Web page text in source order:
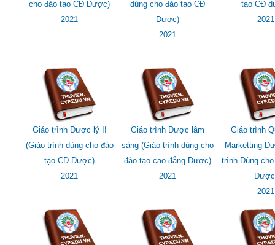
cho đào tạo CĐ Dược)
2021
dùng cho đào tạo CĐ
Dược)
2021
tạo CĐ
2021
Giáo trình Dược lý II
(Giáo trình dùng cho đào
tạo CĐ Dược)
2021
Giáo trình Dược lâm
sàng (Giáo trình dùng cho
đào tạo cao đẳng Dược)
2021
Giáo trình
Marketting
trình Dùng
2021